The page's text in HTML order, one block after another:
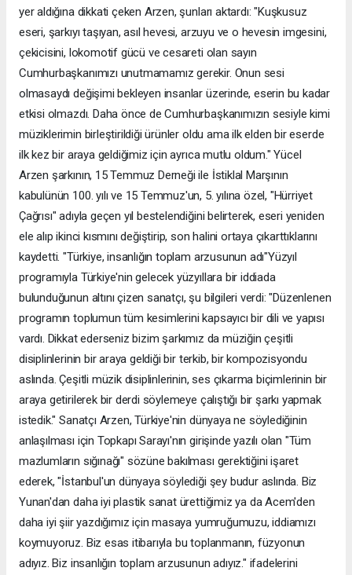
yer aldığına dikkati çeken Arzen, şunları aktardı: "Kuşkusuz
eseri, şarkıyı taşıyan, asıl hevesi, arzuyu ve o hevesin imgesini,
çekicisini, lokomotif gücü ve cesareti olan sayın
Cumhurbaşkanımızı unutmamamız gerekir. Onun sesi
olmasaydı değişimi bekleyen insanlar üzerinde, eserin bu kadar
etkisi olmazdı. Daha önce de Cumhurbaşkanımızın sesiyle kimi
müziklerimin birleştirildiği ürünler oldu ama ilk elden bir eserde
ilk kez bir araya geldiğimiz için ayrıca mutlu oldum." Yücel
Arzen şarkının, 15 Temmuz Derneği ile İstiklal Marşının
kabulünün 100. yılı ve 15 Temmuz'un, 5. yılına özel, "Hürriyet
Çağrısı" adıyla geçen yıl bestelendiğini belirterek, eseri yeniden
ele alıp ikinci kısmını değiştirip, son halini ortaya çıkarttıklarını
kaydetti. "Türkiye, insanlığın toplam arzusunun adı"Yüzyıl
programıyla Türkiye'nin gelecek yüzyıllara bir iddiada
bulunduğunun altını çizen sanatçı, şu bilgileri verdi: "Düzenlenen
programın toplumun tüm kesimlerini kapsayıcı bir dili ve yapısı
vardı. Dikkat ederseniz bizim şarkımız da müziğin çeşitli
disiplinlerinin bir araya geldiği bir terkib, bir kompozisyondu
aslında. Çeşitli müzik disiplinlerinin, ses çıkarma biçimlerinin bir
araya getirilerek bir derdi söylemeye çalıştığı bir şarkı yapmak
istedik." Sanatçı Arzen, Türkiye'nin dünyaya ne söylediğinin
anlaşılması için Topkapı Sarayı'nın girişinde yazılı olan "Tüm
mazlumların sığınağı" sözüne bakılması gerektiğini işaret
ederek, "İstanbul'un dünyaya söylediği şey budur aslında. Biz
Yunan'dan daha iyi plastik sanat ürettiğimiz ya da Acem'den
daha iyi şiir yazdığımız için masaya yumruğumuzu, iddiamızı
koymuyoruz. Biz esas itibarıyla bu toplanmanın, füzyonun
adıyız. Biz insanlığın toplam arzusunun adıyız." ifadelerini